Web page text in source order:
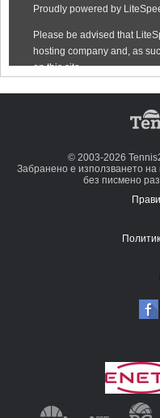
© 2003-2026
Забранено е използването
без писмено